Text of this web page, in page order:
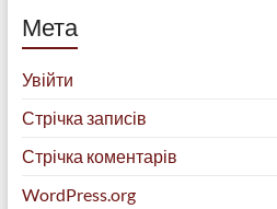
Мета
Увійти
Стрічка записів
Стрічка коментарів
WordPress.org